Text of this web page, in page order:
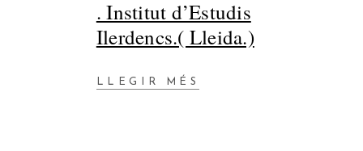
. Institut d’Estudis
Ilerdencs.( Lleida.)
LLEGIR MÉS